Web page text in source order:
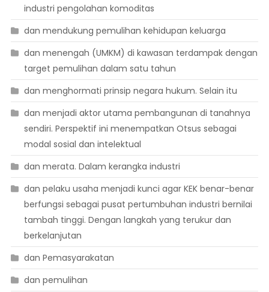
industri pengolahan komoditas
dan mendukung pemulihan kehidupan keluarga
dan menengah (UMKM) di kawasan terdampak dengan
target pemulihan dalam satu tahun
dan menghormati prinsip negara hukum. Selain itu
dan menjadi aktor utama pembangunan di tanahnya
sendiri. Perspektif ini menempatkan Otsus sebagai
modal sosial dan intelektual
dan merata. Dalam kerangka industri
dan pelaku usaha menjadi kunci agar KEK benar-benar
berfungsi sebagai pusat pertumbuhan industri bernilai
tambah tinggi. Dengan langkah yang terukur dan
berkelanjutan
dan Pemasyarakatan
dan pemulihan